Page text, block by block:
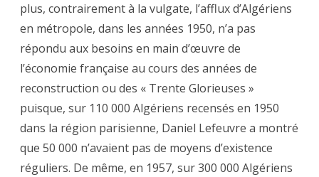
plus, contrairement à la vulgate, l’afflux d’Algériens
en métropole, dans les années 1950, n’a pas
répondu aux besoins en main d’œuvre de
l’économie française au cours des années de
reconstruction ou des « Trente Glorieuses »
puisque, sur 110 000 Algériens recensés en 1950
dans la région parisienne, Daniel Lefeuvre a montré
que 50 000 n’avaient pas de moyens d’existence
réguliers. De même, en 1957, sur 300 000 Algériens